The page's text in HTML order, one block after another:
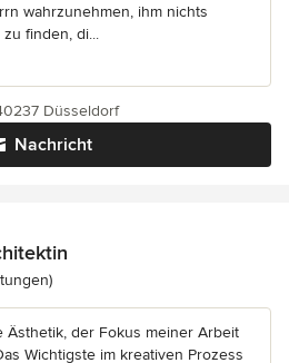
wahrzunehmen, ihm nichts
finden, di...
Nachricht
Düsseldorf
5 von 5 Sternen
Ästhetik, der Fokus meiner Arbeit
Wichtigste im kreativen Prozess